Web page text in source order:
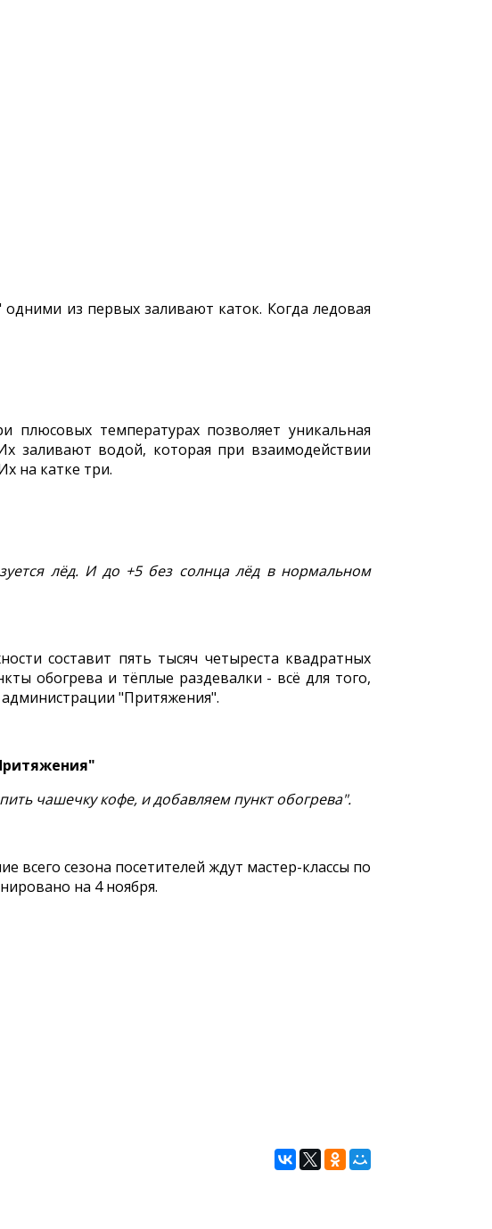
из первых заливают каток. Когда ледовая
температурах позволяет уникальная
заливают водой, которая при взаимодействии
на катке три.
лёд. И до +5 без солнца лёд в нормальном
составит пять тысяч четыреста квадратных
обогрева и тёплые раздевалки - всё для того,
"Притяжения".
чашечку кофе, и добавляем пункт обогрева".
сезона посетителей ждут мастер-классы по
на 4 ноября.